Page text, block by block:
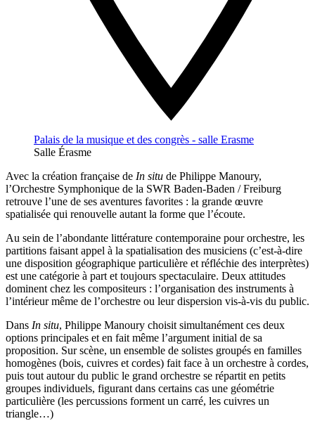
Palais de la musique et des congrès - salle Erasme
Salle Érasme
Avec la création française de In situ de Philippe Manoury,
l’Orchestre Symphonique de la SWR Baden-Baden / Freiburg
retrouve l’une de ses aventures favorites : la grande œuvre
spatialisée qui renouvelle autant la forme que l’écoute.
Au sein de l’abondante littérature contemporaine pour orchestre, les
partitions faisant appel à la spatialisation des musiciens (c’est-à-dire
une disposition géographique particulière et réfléchie des interprètes)
est une catégorie à part et toujours spectaculaire. Deux attitudes
dominent chez les compositeurs : l’organisation des instruments à
l’intérieur même de l’orchestre ou leur dispersion vis-à-vis du public.
Dans In situ, Philippe Manoury choisit simultanément ces deux
options principales et en fait même l’argument initial de sa
proposition. Sur scène, un ensemble de solistes groupés en familles
homogènes (bois, cuivres et cordes) fait face à un orchestre à cordes,
puis tout autour du public le grand orchestre se répartit en petits
groupes individuels, figurant dans certains cas une géométrie
particulière (les percussions forment un carré, les cuivres un
triangle…)